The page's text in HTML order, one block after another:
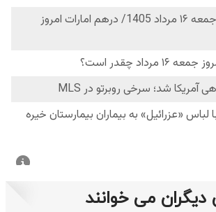
می خوانند